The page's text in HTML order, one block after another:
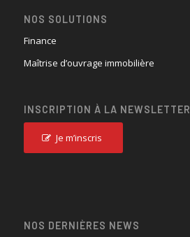
NOS SOLUTIONS
Finance
Maîtrise d’ouvrage immobilière
INSCRIPTION À LA NEWSLETTER
Je m’inscris
NOS DERNIÈRES NEWS